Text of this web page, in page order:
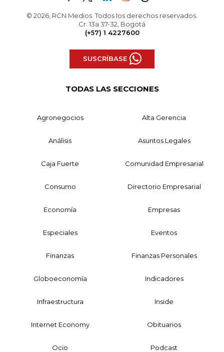
© 2026, RCN Medios. Todos los derechos reservados.
Cr. 13a 37-32, Bogotá
(+57) 1 4227600
SUSCRÍBASE
TODAS LAS SECCIONES
Agronegocios Alta Gerencia
Análisis Asuntos Legales
Caja Fuerte Comunidad Empresarial
Consumo Directorio Empresarial
Economía Empresas
Especiales Eventos
Finanzas Finanzas Personales
Globoeconomía Indicadores
Infraestructura Inside
Internet Economy Obituarios
Ocio Podcast